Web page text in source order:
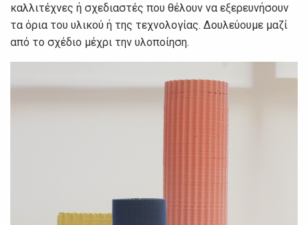
καλλιτέχνες ή σχεδιαστές που θέλουν να εξερευνήσουν
τα όρια του υλικού ή της τεχνολογίας. Δουλεύουμε μαζί
από το σχέδιο μέχρι την υλοποίηση.